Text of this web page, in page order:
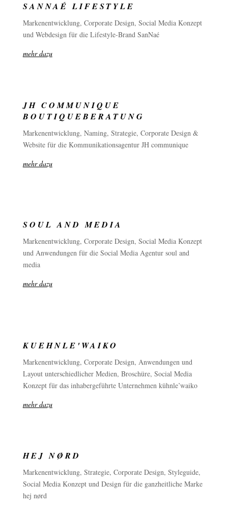
SANNAÉ LIFESTYLE
Markenentwicklung, Corporate Design, Social Media Konzept
und Webdesign für die Lifestyle-Brand SanNaé
mehr dazu
JH COMMUNIQUE
BOUTIQUEBERATUNG
Markenentwicklung, Naming, Strategie, Corporate Design &
Website für die Kommunikationsagentur JH communique
mehr dazu
SOUL AND MEDIA
Markenentwicklung, Corporate Design, Social Media Konzept
und Anwendungen für die Social Media Agentur soul and
media
mehr dazu
KUEHNLE'WAIKO
Markenentwicklung, Corporate Design, Anwendungen und
Layout unterschiedlicher Medien, Broschüre, Social Media
Konzept für das inhabergeführte Unternehmen kühnle’waiko
mehr dazu
HEJ NØRD
Markenentwicklung, Strategie, Corporate Design, Styleguide,
Social Media Konzept und Design für die ganzheitliche Marke
hej nørd